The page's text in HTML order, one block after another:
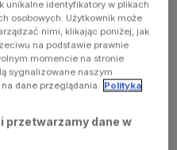
unikalne identyfikatory w plikach
osobowych. Użytkownik może
nimi, klikając poniżej, jak
na podstawie prawnie
momencie na stronie
sygnalizowane naszym
na dane przeglądania. Polityka
przetwarzamy dane w